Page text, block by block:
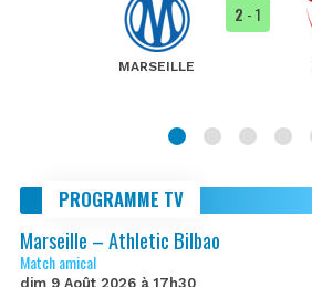
MARSEILLE
2 - 1
PROGRAMME TV
Marseille – Athletic Bilbao
Match amical
dim 9 Août 2026 à 17h30